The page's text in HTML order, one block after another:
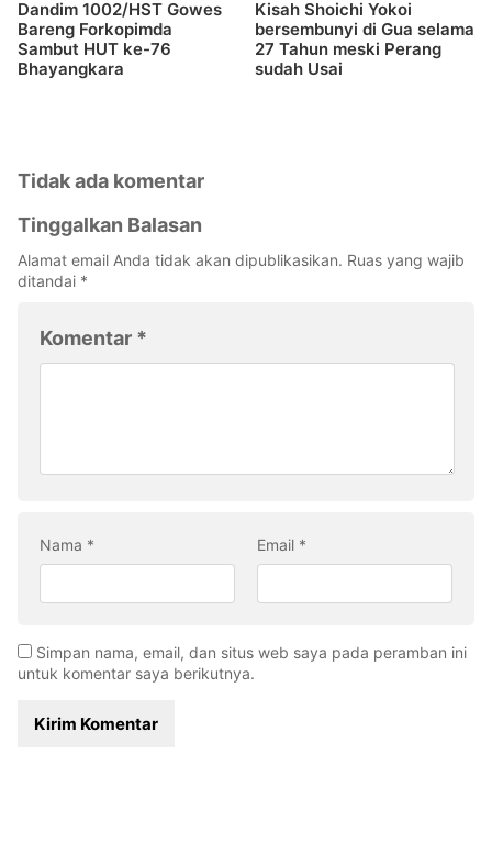
Dandim 1002/HST Gowes
Bareng Forkopimda
Sambut HUT ke-76
Bhayangkara
Kisah Shoichi Yokoi
bersembunyi di Gua selama
27 Tahun meski Perang
sudah Usai
Tidak ada komentar
Tinggalkan Balasan
Alamat email Anda tidak akan dipublikasikan. Ruas yang wajib
ditandai *
Komentar *
Nama * Email *
Simpan nama, email, dan situs web saya pada peramban ini
untuk komentar saya berikutnya.